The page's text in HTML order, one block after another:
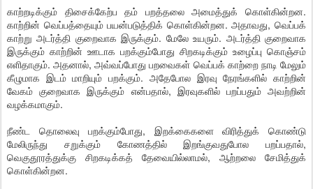
காற்றடிக்கும் திசைக்கேற்ப தம் பறத்தலை அமைத்துக் கொள்கின்றன.
காற்றின் வெப்பத்தையும் பயன்படுத்திக் கொள்கின்றன. அதாவது, வெப்பக்
காற்று அடர்த்தி குறைவாக இருக்கும். மேலே உயரும். அடர்த்தி குறைவாக
இருக்கும் காற்றின் ஊடாக பறக்கும்போது சிறகடிக்கும் உழைப்பு கொஞ்சம்
எளிதாகும். அதனால், அவ்வப்போது பறவைகள் வெப்பக் காற்றை நாடி மேலும்
கீழுமாக இடம் மாறியும் பறக்கும். அதேபோல இரவு நேரங்களில் காற்றின்
வேகம் குறைவாக இருக்கும் என்பதால், இரவுகளில் பறப்பதும் அவற்றின்
வழக்கமாகும்.
நீண்ட தொலைவு பறக்கும்போது, இறக்கைகளை விரித்துக் கொண்டு
மேலிருந்து சறுக்கும் கோணத்தில் இறங்குவதுபோல பறப்பதால்,
வெகுதூரத்துக்கு சிறகடிக்கத் தேவையில்லாமல், ஆற்றலை சேமித்துக்
கொள்கின்றன.